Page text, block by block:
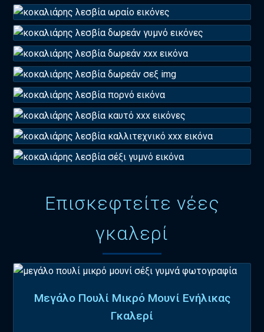
Επισκεφτείτε νέες
γκαλερί
Μεγάλο Πουλί Μικρό Μουνί Ενήλικας
Γκαλερί